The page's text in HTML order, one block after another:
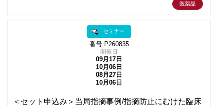
医薬品
セミナー
番号 P260835
開催日
09月17日
10月06日
08月27日
10月06日
＜セット申込み＞当局指摘事例/指摘防止にむけた臨床